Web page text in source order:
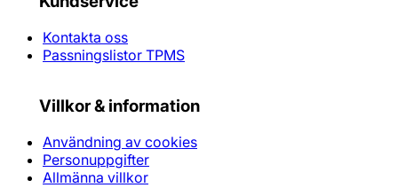
Kontakta oss
Passningslistor TPMS
Villkor & information
Användning av cookies
Personuppgifter
Allmänna villkor